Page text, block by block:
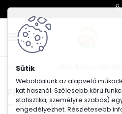
Weboldalunk az alapvető
kat használ. Szélesebb körű
statisztika, személyre szabás)
engedélyezhet. Részletesebb
Kezdőlap
Fillikid játszószőnyeg
- felfújható és vízzel